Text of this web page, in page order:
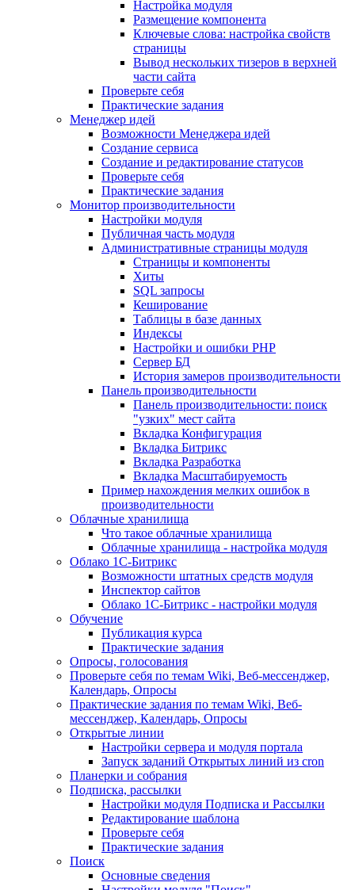
Настройка модуля
Размещение компонента
Ключевые слова: настройка свойств
страницы
Вывод нескольких тизеров в верхней
части сайта
Проверьте себя
Практические задания
Менеджер идей
Возможности Менеджера идей
Создание сервиса
Создание и редактирование статусов
Проверьте себя
Практические задания
Монитор производительности
Настройки модуля
Публичная часть модуля
Административные страницы модуля
Страницы и компоненты
Хиты
SQL запросы
Кеширование
Таблицы в базе данных
Индексы
Настройки и ошибки PHP
Сервер БД
История замеров производительности
Панель производительности
Панель производительности: поиск
"узких" мест сайта
Вкладка Конфигурация
Вкладка Битрикс
Вкладка Разработка
Вкладка Масштабируемость
Пример нахождения мелких ошибок в
производительности
Облачные хранилища
Что такое облачные хранилища
Облачные хранилища - настройка модуля
Облако 1С-Битрикс
Возможности штатных средств модуля
Инспектор сайтов
Облако 1С-Битрикс - настройки модуля
Обучение
Публикация курса
Практические задания
Опросы, голосования
Проверьте себя по темам Wiki, Веб-мессенджер,
Календарь, Опросы
Практические задания по темам Wiki, Веб-
мессенджер, Календарь, Опросы
Открытые линии
Настройки сервера и модуля портала
Запуск заданий Открытых линий из cron
Планерки и собрания
Подписка, рассылки
Настройки модуля Подписка и Рассылки
Редактирование шаблона
Проверьте себя
Практические задания
Поиск
Основные сведения